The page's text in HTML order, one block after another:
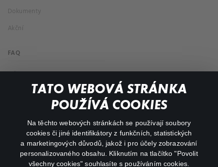
TATO WEBOVÁ STRÁNKA
POUŽÍVÁ COOKIES
Na těchto webových stránkách se používají soubory
cookies či jiné identifikátory z funkčních, statistických
a marketingových důvodů, jakož i pro účely zobrazování
personalizovaného obsahu. Kliknutím na tlačítko "Povolit
všechny cookies" souhlasíte s používáním cookies.
Dokumenty
Akční
FAQ
Můj účet
Důležité odkazy
facebookinstagram
youtube